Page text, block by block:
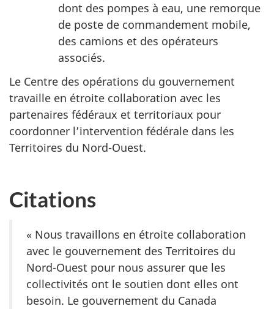
dont des pompes à eau, une remorque
de poste de commandement mobile,
des camions et des opérateurs
associés.
Le Centre des opérations du gouvernement
travaille en étroite collaboration avec les
partenaires fédéraux et territoriaux pour
coordonner l’intervention fédérale dans les
Territoires du Nord-Ouest.
Citations
« Nous travaillons en étroite collaboration
avec le gouvernement des Territoires du
Nord-Ouest pour nous assurer que les
collectivités ont le soutien dont elles ont
besoin. Le gouvernement du Canada